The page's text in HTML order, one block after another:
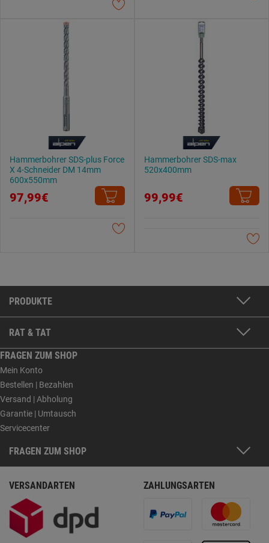
Hammerbohrer SDS-plus Force
X 4-Schneider DM 14mm
600x550mm
97,99€
Hammerbohrer SDS-max
520x400mm
99,99€
PRODUKTE
RAT & TAT
FRAGEN ZUM SHOP
Mein Konto
Bestellen | Bezahlen
Versand | Abholung
Garantie | Umtausch
Servicecenter
FRAGEN ZUM SHOP
VERSANDARTEN ZAHLUNGSARTEN
Datenschutzerklärung.